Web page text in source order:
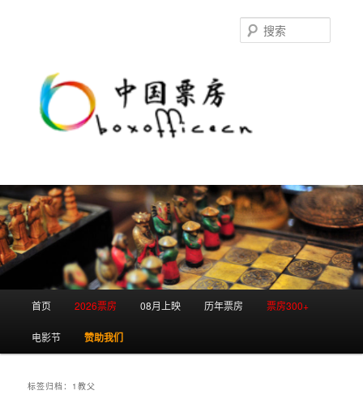
首页 2026票房 08月上映 历年票房 票房300+
电影节 赞助我们
标签归档： 1教父